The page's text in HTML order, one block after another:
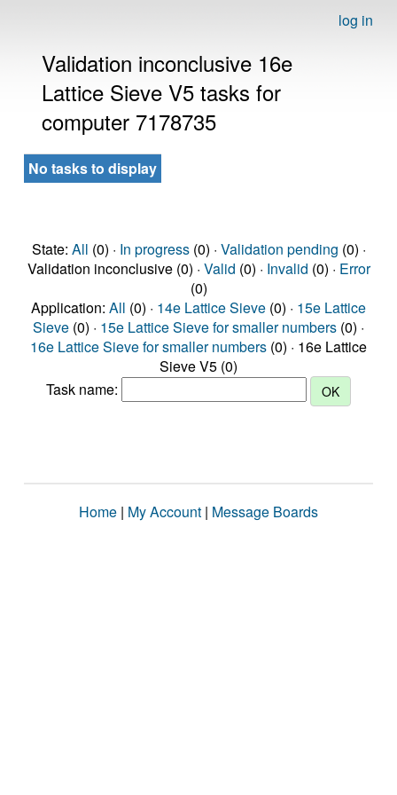
log in
Validation inconclusive 16e
Lattice Sieve V5 tasks for
computer 7178735
No tasks to display
State: All (0) · In progress(0) · Validation pending (0) ·
Validation inconclusive (0) · Valid (0) · Invalid (0) · Error
(0)
Application: All (0) · 14e Lattice Sieve (0) · 15e Lattice
Sieve (0) · 15e Lattice Sieve for smaller numbers (0) ·
16e Lattice Sieve for smaller numbers (0) · 16e Lattice
Sieve V5 (0)
Task name:
Home | My Account | Message Boards